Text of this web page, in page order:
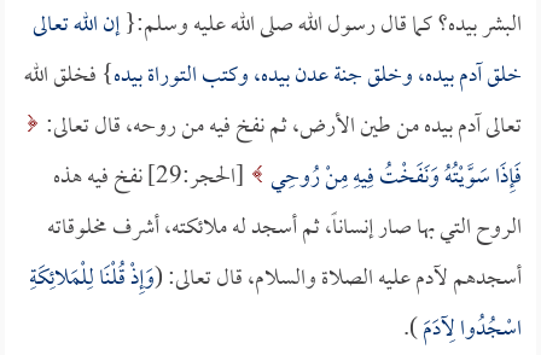
البشر بيده؟ كما قال رسول الله صلى الله عليه وسلم:{إن الله تعالى
خلق آدم بيده، وخلق جنة عدن بيده، وكتب التوراة بيده} فخلق الله
تعالى آدم بيده من طين الأرض، ثم نفخ فيه من روحه، قال تعالى:
فَإِذَا سَوَّيْتُهُ وَنَفَخْتُ فِيهِ مِنْ رُوحِي
[الحجر:29] نفخ فيه هذه
الروح التي بها صار إنساناً، ثم أسجد له ملائكته، أشرف مخلوقاته
أسجدهم لآدم عليه الصلاة والسلام، قال تعالى: (وَإِذْ قُلْنَا لِلْمَلائِكَةِ
اسْجُدُوا لِآدَمَ).